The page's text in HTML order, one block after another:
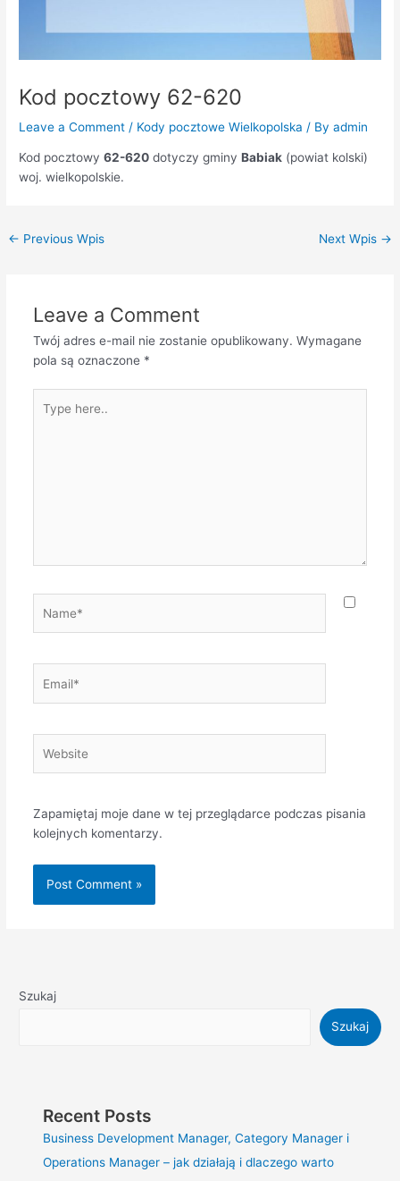
Kod pocztowy 62-620
Leave a Comment / Kody pocztowe Wielkopolska / Byadmin
Kod pocztowy62-620 dotyczy gminyBabiak (powiat kolski)
woj. wielkopolskie.
← Previous Wpis Next Wpis →
Leave a Comment
Twój adres e-mail nie zostanie opublikowany. Wymagane
pola są oznaczone *
here..
Zapamiętaj moje dane w tej przeglądarce podczas pisania
kolejnych komentarzy.
Szukaj
Szukaj
Recent Posts
Business Development Manager, Category Manager i
Operations Manager – jak działają i dlaczego warto